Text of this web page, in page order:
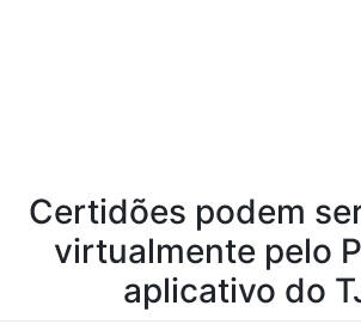
Certidões podem
virtualmente pelo
aplicativo do